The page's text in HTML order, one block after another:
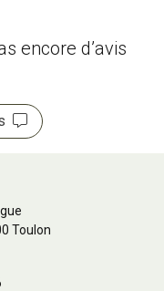
encore d’avis
Toulon